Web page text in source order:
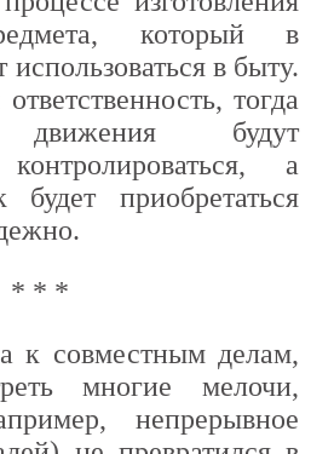
который в
в быту.
тогда
движения будут
а
приобретаться
* * *
к совместным делам,
многие мелочи,
непрерывное